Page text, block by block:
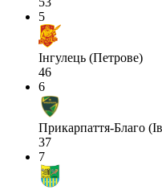
5
Інгулець (Петрове)
46
6
Прикарпаття-Благо
37
7